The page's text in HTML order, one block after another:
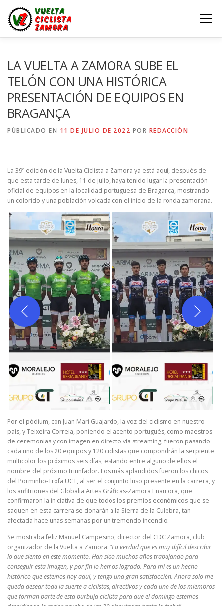
contenido
Menú
LA VUELTA LA VUELTA ZAMORA – EN DIRECTO
LA VUELTA A ZAMORA SUBE EL
TELÓN CON UNA HISTÓRICA
PRESENTACIÓN DE EQUIPOS EN
BRAGANÇA
PÚBLICADO EN 11 DE JULIO DE 2022 POR REDACCIÓN
La 39ª edición de la Vuelta Ciclista a Zamora ya está aquí, después de
que esta tarde de lunes, 11 de julio, haya tenido lugar la presentación
oficial de equipos en la localidad portuguesa de Bragança, mostrando
un colorido y una población volcada con el inicio de la ronda zamorana.
Por el pódium, con Juan Mari Guajardo, la voz del ciclismo en nuestro
país, y Teixeira Correia, poniendo el acento portugués, como maestros
de ceremonias y con imagen en directo vía streaming, fueron pasando
cada uno de los 20 equipos y 120 ciclistas que compondrán la serpiente
multicolor los próximos seis días, estando entre alguno de ellos el
nombre del próximo triunfador. Los más aplaudidos fueron los chicos
del Porminho-Trofa UCT, al ser el conjunto luso presente en la carrera, y
los anfitriones del Globalia Artes Gráficas-Zamora Enamora, que
confirmaron la iniciativa de que todos los premios económicos que se
saquen en esta carrera se donarán a la Sierra de la Culebra, tan
afectada hace unas semanas por un tremendo incendio.
Se mostraba feliz Manuel Campesino, director del CDC Zamora, club
organizador de la Vuelta a Zamora: “La verdad que es muy difícil describir
lo que siento en este momento. Han sido muchos años trabajando para
conseguir esta imagen, y por fin lo hemos logrado. Para mí es un hecho
histórico que estemos hoy aquí, y tengo una gran satisfacción. Ahora solo me
queda desear toda la suerte a ciclistas, directivos y cada uno de los miembros
que forman parte de esta burbuja ciclista para que el domingo estemos